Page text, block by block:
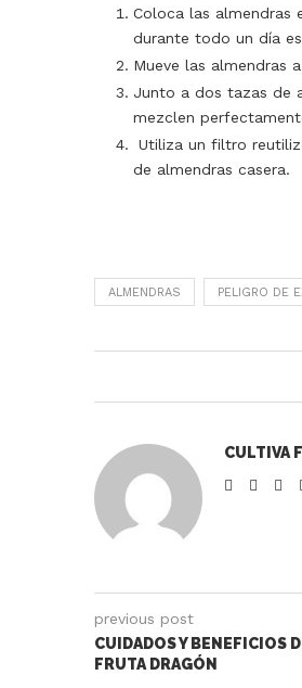
Coloca las almendras
durante todo un día
Mueve las almendras
Junto a dos tazas de
mezclen
Utiliza un filtro
de almendras casera.
ALMENDRAS PELIGRO DE
CULTIVA
previous post
CUIDADOS Y BENEFICIOS
FRUTA DRAGÓN